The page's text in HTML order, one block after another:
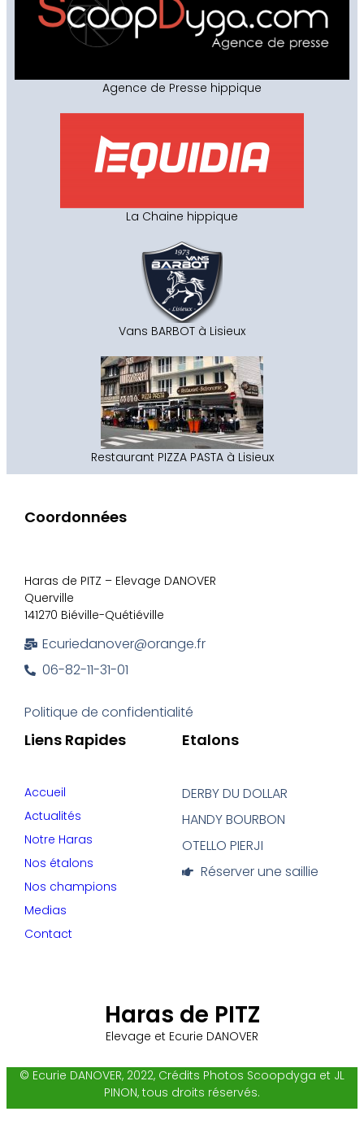
Agence de Presse hippique
La Chaine hippique
Vans BARBOT à Lisieux
Restaurant PIZZA PASTA à Lisieux
Haras de PITZ
Elevage et Ecurie DANOVER
Etalons
DERBY DU DOLLAR
HANDY BOURBON
OTELLO PIERJI
Réserver une saillie
Liens Rapides
Accueil
Actualités
Notre Haras
Nos étalons
Nos champions
Medias
Contact
Coordonnées
Haras de PITZ – Elevage DANOVER
Querville
141270 Biéville-Quétiéville
Ecuriedanover@orange.fr
06-82-11-31-01
Politique de confidentialité
© Ecurie DANOVER, 2022, Crédits Photos Scoopdyga et JL
PINON, tous droits réservés.